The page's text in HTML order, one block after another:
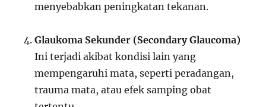
menyebabkan peningkatan tekanan.
Glaukoma Sekunder (Secondary Glaucoma)
Ini terjadi akibat kondisi lain yang
mempengaruhi mata, seperti peradangan,
trauma mata, atau efek samping obat